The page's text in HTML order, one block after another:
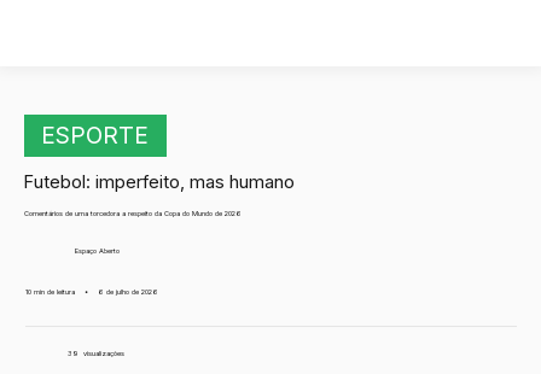
ESPORTE
Futebol: imperfeito, mas humano
Comentários de uma torcedora a respeito da Copa do Mundo de 2026
Espaço Aberto
10 min de leitura • 6 de julho de 2026
39 visualizações